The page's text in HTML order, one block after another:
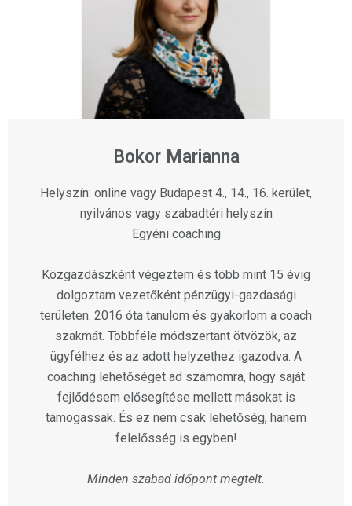
Bokor Marianna
Helyszín: online vagy Budapest 4., 14., 16. kerület,
nyilvános vagy szabadtéri helyszín
Egyéni coaching
Közgazdászként végeztem és több mint 15 évig
dolgoztam vezetőként pénzügyi-gazdasági
területen. 2016 óta tanulom és gyakorlom a coach
szakmát. Többféle módszertant ötvözök, az
ügyfélhez és az adott helyzethez igazodva. A
coaching lehetőséget ad számomra, hogy saját
fejlődésem elősegítése mellett másokat is
támogassak. És ez nem csak lehetőség, hanem
felelősség is egyben!
Minden szabad időpont megtelt.